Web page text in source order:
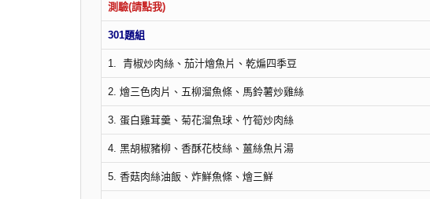
測驗(請點我)
301題組
1. 青椒炒肉絲、茄汁燴魚片、乾煸四季豆
2. 燴三色肉片、五柳溜魚條、馬鈴薯炒雞絲
3. 蛋白雞茸羹、菊花溜魚球、竹筍炒肉絲
4. 黑胡椒豬柳、香酥花枝絲、薑絲魚片湯
5. 香菇肉絲油飯、炸鮮魚條、燴三鮮